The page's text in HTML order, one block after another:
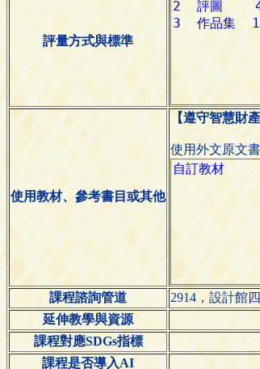
評量方式與標準
使用教材、參考書目或其他
【遵守智慧財
使用外文原文
課程諮詢管道
2914，設計館
延伸教學與資源
課程對應SDGs指標
課程是否導入AI